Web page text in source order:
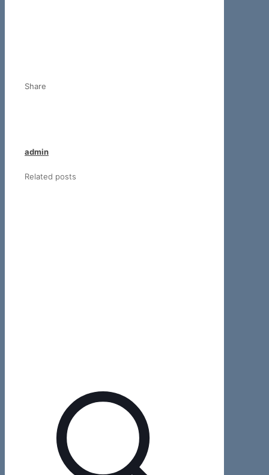
Share
admin
Related posts